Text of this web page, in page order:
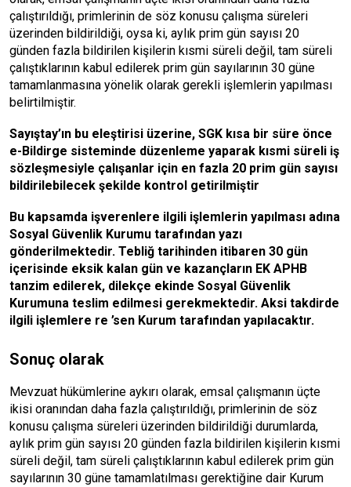
çalıştırıldığı, primlerinin de söz konusu çalışma süreleri
üzerinden bildirildiği, oysa ki, aylık prim gün sayısı 20
günden fazla bildirilen kişilerin kısmi süreli değil, tam süreli
çalıştıklarının kabul edilerek prim gün sayılarının 30 güne
tamamlanmasına yönelik olarak gerekli işlemlerin yapılması
belirtilmiştir.
Sayıştay’ın bu eleştirisi üzerine, SGK kısa bir süre önce
e-Bildirge sisteminde düzenleme yaparak kısmi süreli iş
sözleşmesiyle çalışanlar için en fazla 20 prim gün sayısı
bildirilebilecek şekilde kontrol getirilmiştir
Bu kapsamda işverenlere ilgili işlemlerin yapılması adına
Sosyal Güvenlik Kurumu tarafından yazı
gönderilmektedir. Tebliğ tarihinden itibaren 30 gün
içerisinde eksik kalan gün ve kazançların EK APHB
tanzim edilerek, dilekçe ekinde Sosyal Güvenlik
Kurumuna teslim edilmesi gerekmektedir. Aksi takdirde
ilgili işlemlere re ’sen Kurum tarafından yapılacaktır.
Sonuç olarak
Mevzuat hükümlerine aykırı olarak, emsal çalışmanın üçte
ikisi oranından daha fazla çalıştırıldığı, primlerinin de söz
konusu çalışma süreleri üzerinden bildirildiği durumlarda,
aylık prim gün sayısı 20 günden fazla bildirilen kişilerin kısmi
süreli değil, tam süreli çalıştıklarının kabul edilerek prim gün
sayılarının 30 güne tamamlatılması gerektiğine dair Kurum